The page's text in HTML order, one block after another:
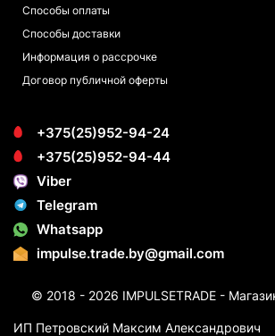
Способы оплаты
Способы доставки
Информация о рассрочке
Договор публичной оферты
+375(25)952-94-24
+375(25)952-94-44
Viber
Telegram
Whatsapp
impulse.trade.by@gmail.com
© 2018 - 2026 IMPULSETRADE -
ИП Петровский Максим Александрович